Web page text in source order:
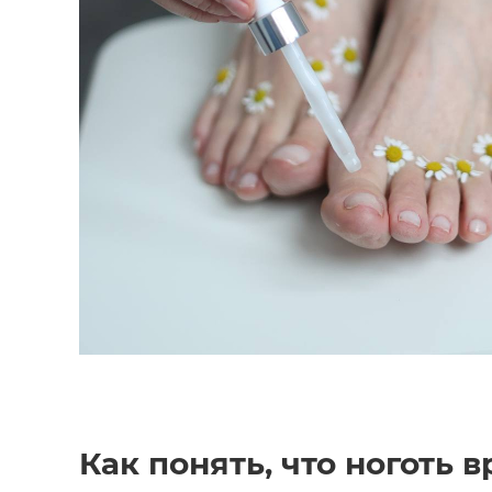
Как понять, что ноготь